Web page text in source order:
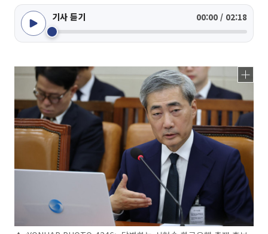
기사 듣기 00:00 / 02:18